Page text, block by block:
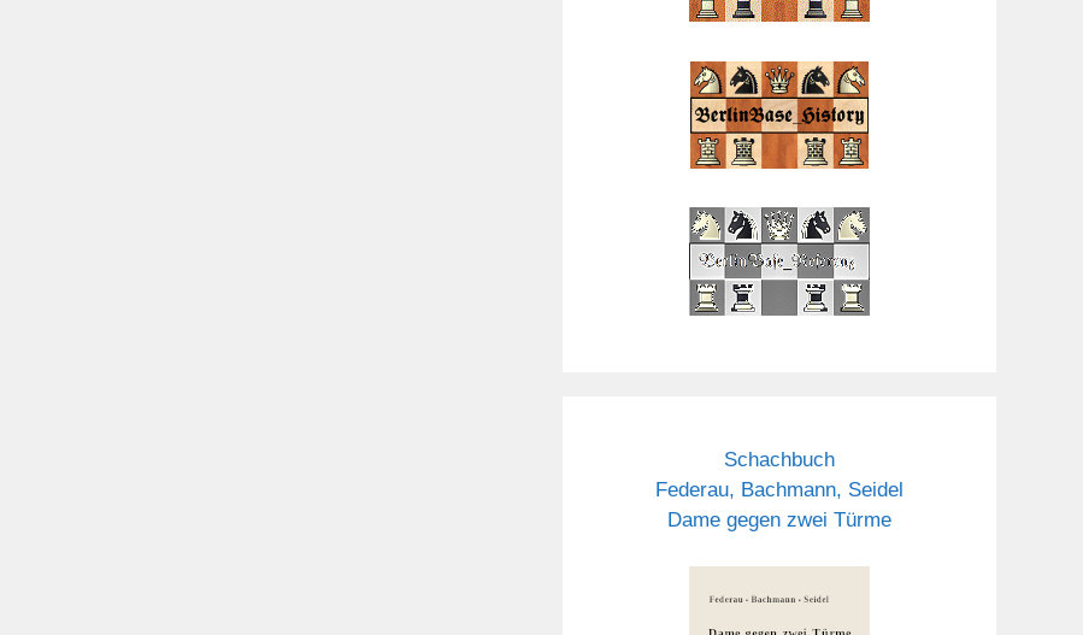
Schachbuch
Federau, Bachmann, Seidel
Dame gegen zwei Türme